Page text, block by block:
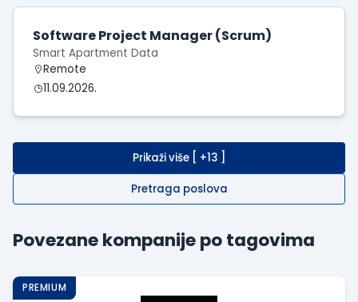
Software Project Manager (Scrum)
Smart Apartment Data
Remote
11.09.2026.
Prikaži više [ +13 ]
Pretraga poslova
Povezane kompanije po tagovima
PREMIUM